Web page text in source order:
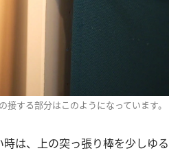
接する部分はこのようになっています。
は、上の突っ張り棒を少しゆる